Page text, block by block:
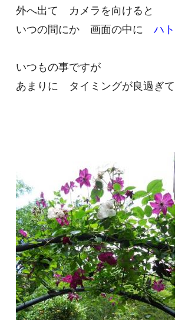
外へ出て カメラを向けると
いつの間にか 画面の中に ハト
いつもの事ですが
あまりに タイミングが良過ぎて